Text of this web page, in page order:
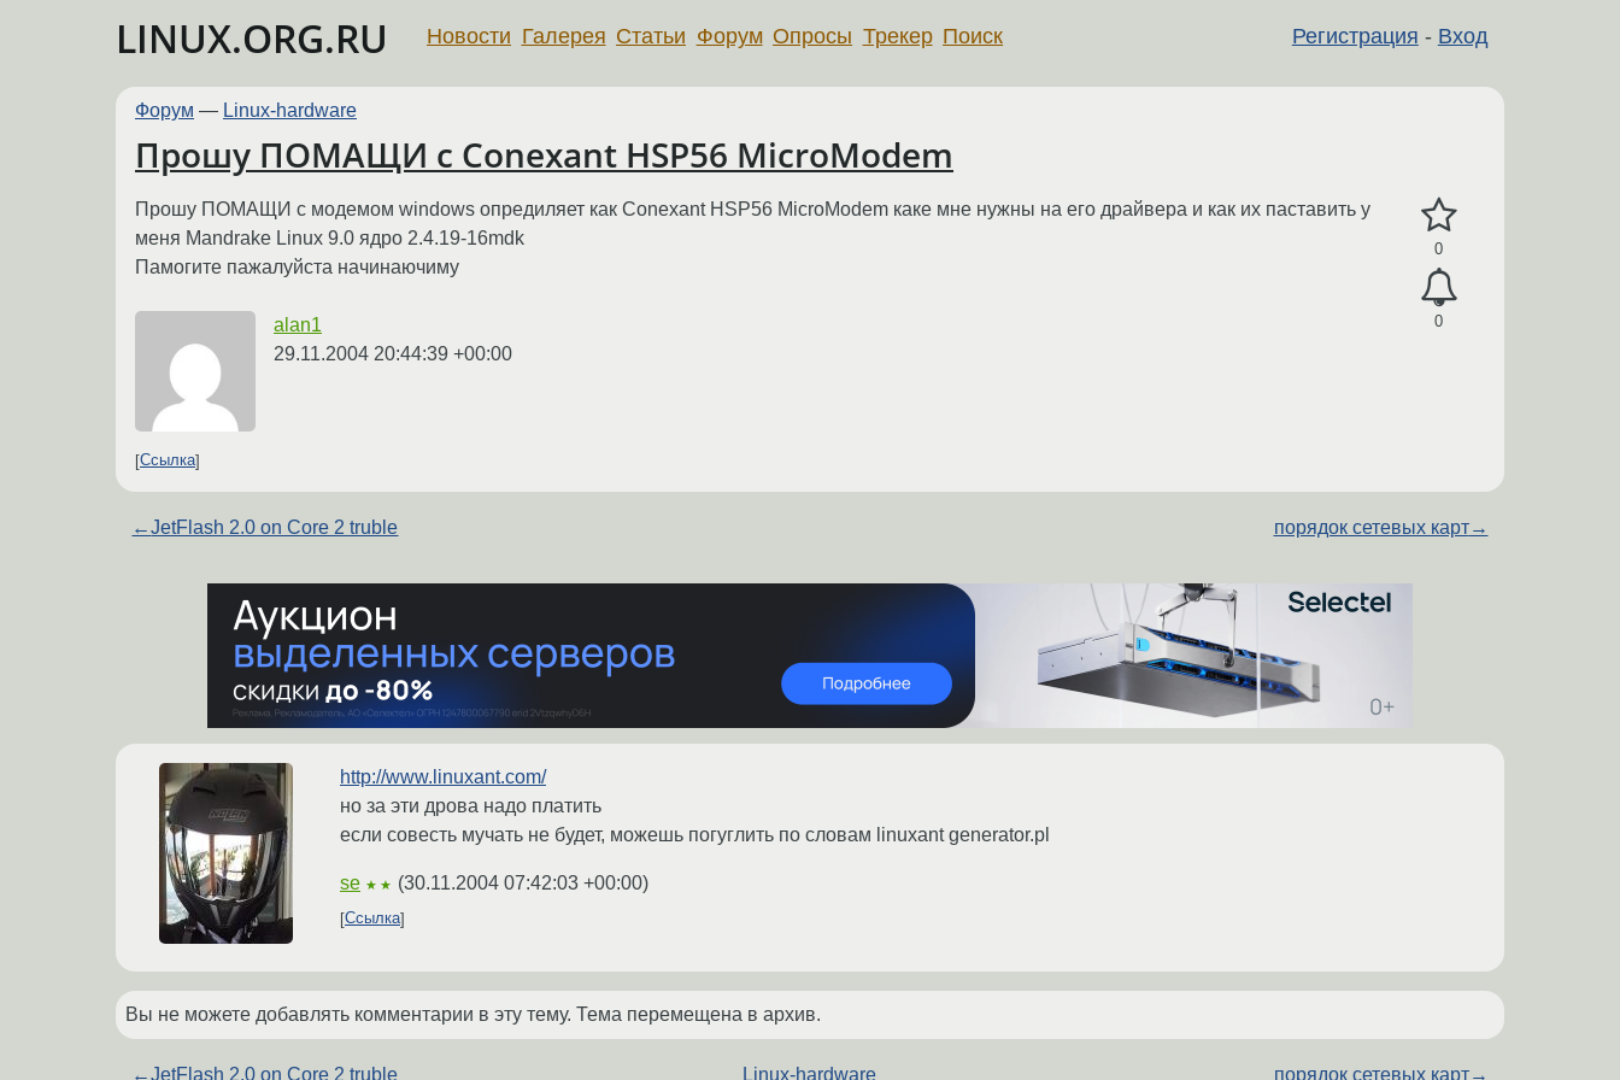
LINUX.ORG.RU Регистрация - Вход
Новости Галерея Статьи Форум Опросы Трекер Поиск
Форум — Linux-hardware
Прошу ПОМАЩИ с Conexant HSP56 MicroModem
0
0
Прошу ПОМАЩИ с модемом windows опредиляет как Conexant HSP56 MicroModem каке мне нужны на его драйвера и как их паставить у
меня Mandrake Linux 9.0 ядро 2.4.19-16mdk
Памогите пажалуйста начинаючиму
alan1
29.11.2004 20:44:39 +00:00
Ссылка
←JetFlash 2.0 on Core 2 truble порядок сетевых карт→
http://www.linuxant.com/
но за эти дрова надо платить
если совесть мучать не будет, можешь погуглить по словам linuxant generator.pl
se ★★ (30.11.2004 07:42:03 +00:00)
Ссылка
Вы не можете добавлять комментарии в эту тему. Тема перемещена в архив.
←JetFlash 2.0 on Core 2 truble Linux-hardware порядок сетевых карт→